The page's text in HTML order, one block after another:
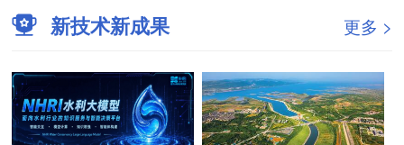
新技术新成果 更多 >